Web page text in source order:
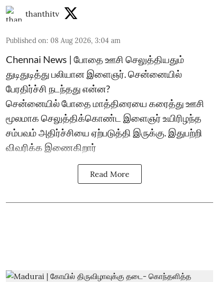
thanthitv
Published on: 08 Aug 2026, 3:04 am
Chennai News | போதை ஊசி செலுத்தியதும்
துடிதுடித்து பலியான இளைஞர். சென்னையில்
பேரதிர்ச்சி நடந்தது என்ன?
சென்னையில் போதை மாத்திரையை கரைத்து ஊசி
மூலமாக செலுத்திக்கொண்ட இளைஞர் உயிரிழந்த
சம்பவம் அதிர்ச்சியை ஏற்படுத்தி இருக்கு. இதுபற்றி
விவரிக்க இணைகிறார்
Read More